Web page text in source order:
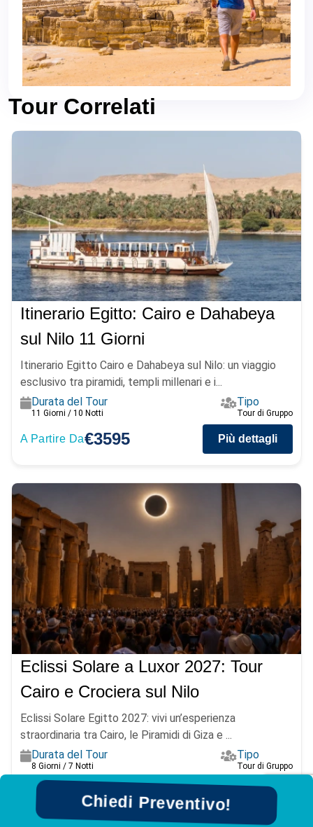
Tour Correlati
Itinerario Egitto: Cairo e Dahabeya
sul Nilo 11 Giorni
Itinerario Egitto Cairo e Dahabeya sul Nilo: un viaggio
esclusivo tra piramidi, templi millenari e i...
Durata del Tour
11 Giorni / 10 Notti
Tipo
Tour di Gruppo
A Partire Da€3595 Più dettagli
Eclissi Solare a Luxor 2027: Tour
Cairo e Crociera sul Nilo
Eclissi Solare Egitto 2027: vivi un’esperienza
straordinaria tra Cairo, le Piramidi di Giza e ...
Durata del Tour
8 Giorni / 7 Notti
Tipo
Tour di Gruppo
A Partire Da €6790 Più dettagli
Chiedi Preventivo!